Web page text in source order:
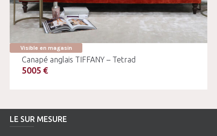
Visible en magasin
Canapé anglais TIFFANY – Tetrad
5005 €
LE SUR MESURE